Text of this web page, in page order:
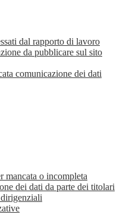
dal rapporto di lavoro
da pubblicare sul sito
comunicazione dei dati
mancata o incompleta
dei dati da parte dei titolari